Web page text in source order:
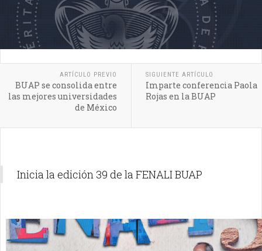
ARTÍCULO PREVIO
BUAP se consolida entre
las mejores universidades
de México
SIGUIENTE ARTÍCULO
Imparte conferencia Paola
Rojas en la BUAP
Inicia la edición 39 de la FENALI BUAP